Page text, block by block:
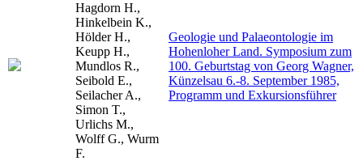
Hagdorn H.,
Hinkelbein K.,
Hölder H.,
Keupp H.,
Mundlos R.,
Seibold E.,
Seilacher A.,
Simon T.,
Urlichs M.,
Wolff G., Wurm
F.
Geologie und Palaeontologie im
Hohenloher Land. Symposium zum
100. Geburtstag von Georg Wagner,
Künzelsau 6.-8. September 1985,
Programm und Exkursionsführer